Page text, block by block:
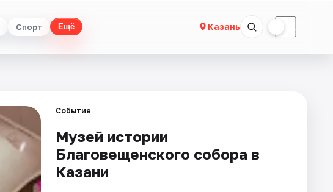
Спорт Ещё Казань ☾
Событие
Музей истории
Благовещенского собора в
Казани